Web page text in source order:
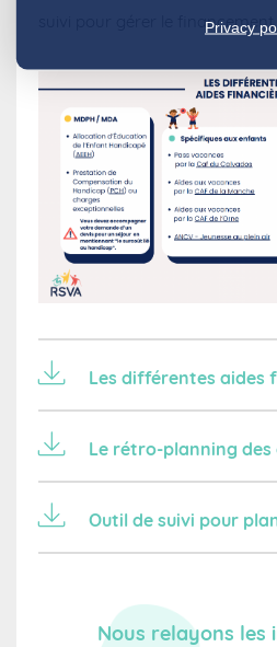
suivi pour gérer le financement
Les différentes aides
Le rétro-planning des
Outil de suivi pour
Nous relayons les
Privacy